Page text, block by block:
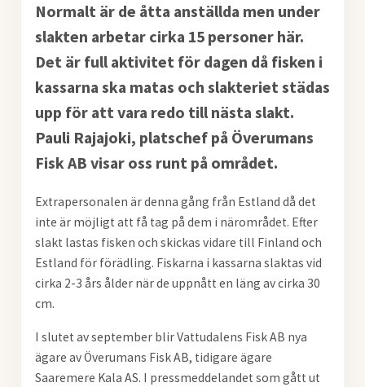
Normalt är de åtta anställda men under
slakten arbetar cirka 15 personer här.
Det är full aktivitet för dagen då fisken i
kassarna ska matas och slakteriet städas
upp för att vara redo till nästa slakt.
Pauli Rajajoki, platschef på Överumans
Fisk AB visar oss runt på området.
Extrapersonalen är denna gång från Estland då det
inte är möjligt att få tag på dem i närområdet. Efter
slakt lastas fisken och skickas vidare till Finland och
Estland för förädling. Fiskarna i kassarna slaktas vid
cirka 2-3 års ålder när de uppnått en läng av cirka 30
cm.
I slutet av september blir Vattudalens Fisk AB nya
ägare av Överumans Fisk AB, tidigare ägare
Saaremere Kala AS. I pressmeddelandet som gått ut